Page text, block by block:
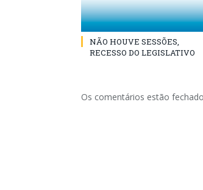
NÃO HOUVE SESSÕES,
RECESSO DO LEGISLATIVO
Os comentários estão